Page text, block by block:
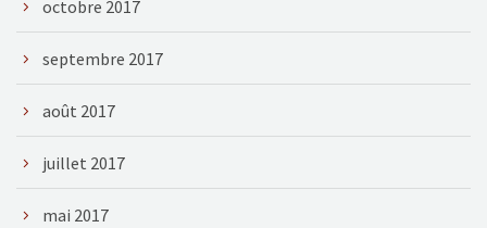
octobre 2017
septembre 2017
août 2017
juillet 2017
mai 2017